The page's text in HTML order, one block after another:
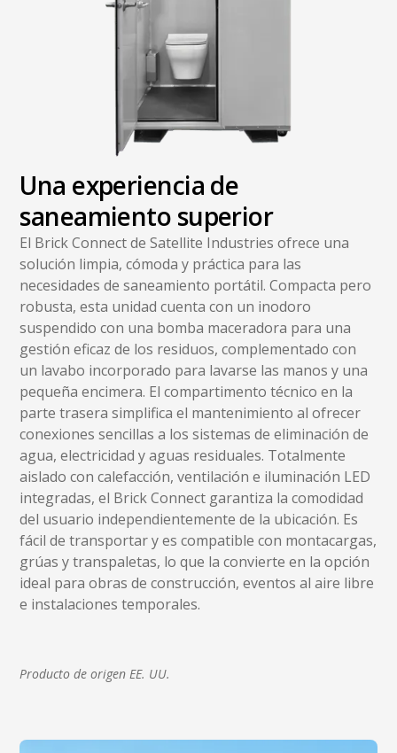
Una experiencia de
saneamiento superior
El Brick Connect de Satellite Industries ofrece una
solución limpia, cómoda y práctica para las
necesidades de saneamiento portátil. Compacta pero
robusta, esta unidad cuenta con un inodoro
suspendido con una bomba maceradora para una
gestión eficaz de los residuos, complementado con
un lavabo incorporado para lavarse las manos y una
pequeña encimera. El compartimento técnico en la
parte trasera simplifica el mantenimiento al ofrecer
conexiones sencillas a los sistemas de eliminación de
agua, electricidad y aguas residuales. Totalmente
aislado con calefacción, ventilación e iluminación LED
integradas, el Brick Connect garantiza la comodidad
del usuario independientemente de la ubicación. Es
fácil de transportar y es compatible con montacargas,
grúas y transpaletas, lo que la convierte en la opción
ideal para obras de construcción, eventos al aire libre
e instalaciones temporales.
Producto de origen EE. UU.